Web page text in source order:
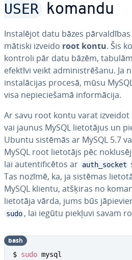
USER komandu
In­sta­lē­jot datu bāzes
mā­tis­ki izveido root kontu. Šis
kontroli pār datu bāzēm,
efektīvi veikt ad­mi­nis­trē­ša­nu. Ja
in­sta­lā­ci­jas procesā, mūsu
visa ne­pie­cie­ša­mā in­for­mā­ci­ja.
Ar savu root kontu varat
vai jaunus MySQL lie­to­tā­jus un
Ubuntu sistēmās ar MySQL 5.7
MySQL root lietotājs pēc
lai au­ten­ti­fi­cē­tos ar auth_socket
Tas nozīmē, ka, ja sistēmas
MySQL klientu, atšķiras no
lietotāja vārda, jums būs
sudo , lai iegūtu piekļuvi savam
$ sudo mysql
bash